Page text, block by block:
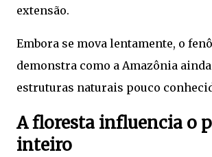
extensão.
Embora se mova lentamente, o
demonstra como a Amazônia
estruturas naturais pouco
A floresta influencia o
inteiro